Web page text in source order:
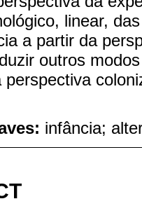
linear,
a partir da
outros
perspectiva
infância;